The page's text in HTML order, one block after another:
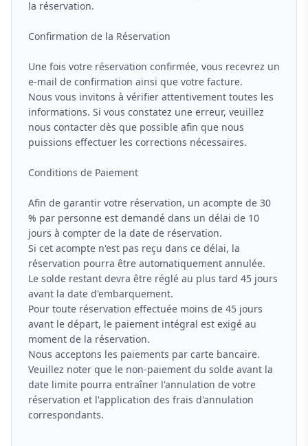
la réservation.
Confirmation de la Réservation
Une fois votre réservation confirmée, vous recevrez un
e-mail de confirmation ainsi que votre facture.
Nous vous invitons à vérifier attentivement toutes les
informations. Si vous constatez une erreur, veuillez
nous contacter dès que possible afin que nous
puissions effectuer les corrections nécessaires.
Conditions de Paiement
Afin de garantir votre réservation, un acompte de 30
% par personne est demandé dans un délai de 10
jours à compter de la date de réservation.
Si cet acompte n'est pas reçu dans ce délai, la
réservation pourra être automatiquement annulée.
Le solde restant devra être réglé au plus tard 45 jours
avant la date d'embarquement.
Pour toute réservation effectuée moins de 45 jours
avant le départ, le paiement intégral est exigé au
moment de la réservation.
Nous acceptons les paiements par carte bancaire.
Veuillez noter que le non-paiement du solde avant la
date limite pourra entraîner l'annulation de votre
réservation et l'application des frais d'annulation
correspondants.